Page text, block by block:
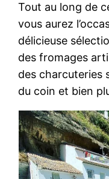
Tout au long de
vous aurez
délicieuse
des fromages
des charcuteries
du coin et bien